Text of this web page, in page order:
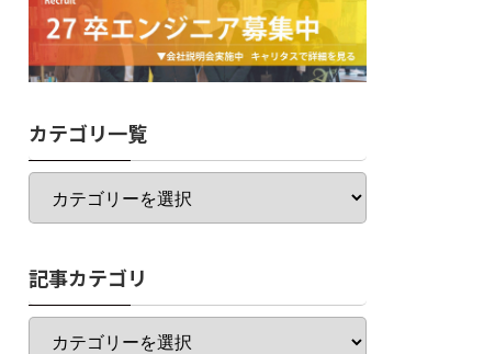
カテゴリ一覧
カ
ゴ
一
覧
記事カテゴリ
記